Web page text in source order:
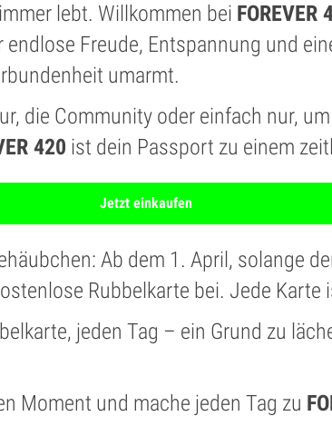
lebt. Willkommen bei FOREVER
Freude, Entspannung und
umarmt.
die Community oder einfach nur,
420 ist dein Passport zu einem
Jetzt einkaufen
Ab dem 1. April, solange
Rubbelkarte bei. Jede Karte
jeden Tag – ein Grund zu
Moment und mache jeden Tag zu